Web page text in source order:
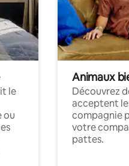
le
ou
Animaux
Découvrez
acceptent
compagnie
votre
pattes.